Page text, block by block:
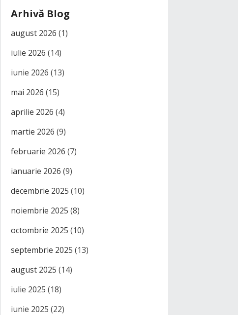
Arhivă Blog
august 2026 (1)
iulie 2026 (14)
iunie 2026 (13)
mai 2026 (15)
aprilie 2026 (4)
martie 2026 (9)
februarie 2026 (7)
ianuarie 2026 (9)
decembrie 2025 (10)
noiembrie 2025 (8)
octombrie 2025 (10)
septembrie 2025 (13)
august 2025 (14)
iulie 2025 (18)
iunie 2025 (22)